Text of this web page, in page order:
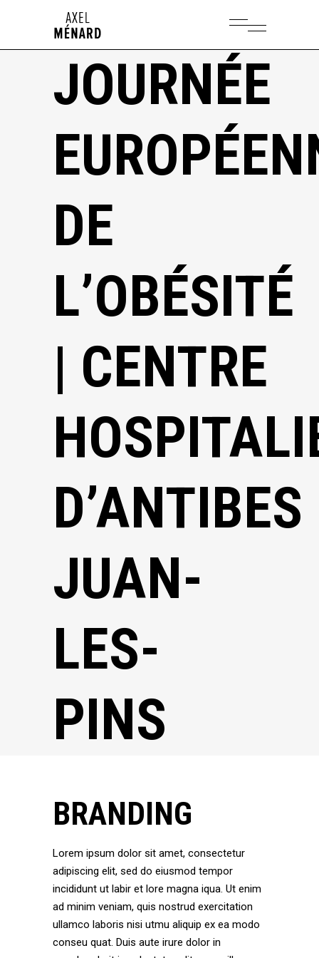
JOURNÉE
DE
L’OBÉSITÉ
| CENTRE
D’ANTIBES
JUAN-
LES-
PINS
BRANDING
Lorem ipsum dolor sit amet, consectetur
adipiscing elit, sed do eiusmod tempor
incididunt ut labir et lore magna iqua. Ut enim
ad minim veniam, quis nostrud exercitation
ullamco laboris nisi utmu aliquip ex ea modo
conseu quat. Duis aute irure dolor in